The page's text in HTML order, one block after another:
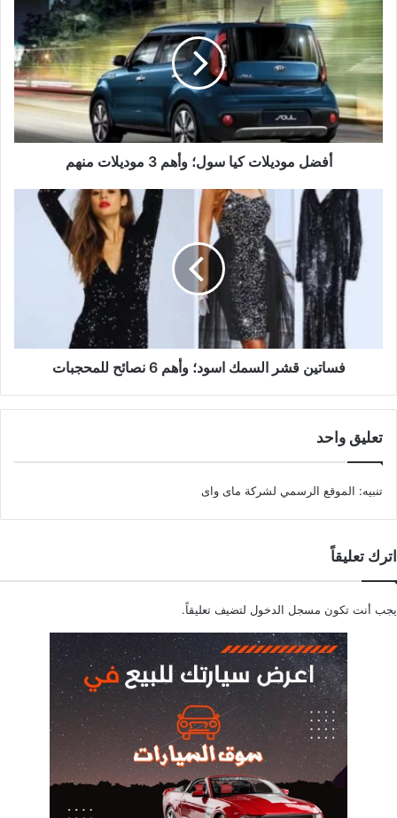
موديلات
كيا
سول؛
وأهم
3
موديلات
منهم
أفضل موديلات كيا سول؛ وأهم 3 موديلات منهم
فساتين
السمك
اسود؛
للمحجبات
فساتين قشر السمك اسود؛ وأهم 6 نصائح للمحجبات
تعليق واحد
تنبيه: الموقع الرسمي لشركة ماى واى
اترك تعليقاً
يجب أنت تكون مسجل الدخول لتضيف تعليقاً.